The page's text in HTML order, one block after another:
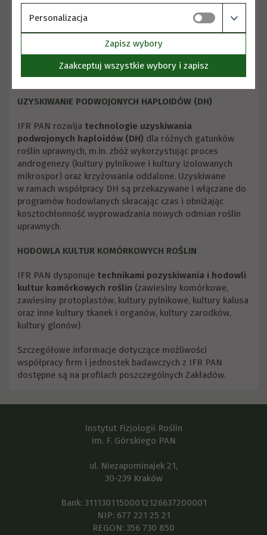
pozyskiwanych w procesie mutagenezy fizycznej
lub chemicznej
charakterystyki przystosowania nowych odmian
do warunków klimatycznych w różnych sezonach
wegetacyjnych i/lub lokalizacjach
charakterystyki żywotności roślin z rozsad
i nasadzeń
UZYSKIWANIE PODWOJONYCH HAPLOIDÓW (DH)
IFR PAN rozwija technologie uzyskiwania
podwojonych haploidów (DH) dla różnych gatunków
roślin uprawnych, m.in. zbóż wykorzystując proces
androgenezy (kultury pylnikowe i kultury izolowanych
mikrospor) oraz krzyżowania oddalone. Uzyskiwane
w ramach współpracy DH są przekazywane i włączane do
programów hodowlanych skracając czas i obniżając
kosztochłonność wyprowadzania nowych odmian roślin
uprawnych.
HODOWLA KULTUR KOMÓRKOWYCH ROŚLIN
IFR PAN dysponuje technikami pozyskiwania i hodowli
kultur komórkowych roślin (zawiesiny komórkowe,
zawiesiny protoplastów, kultury pylnikowe, kultury kalusa
oraz inne kultury tkanek i organów, kultury zarodków,
kultury glonów).
Szczegółowe informacje dotyczące możliwości
współpracy firm i jednostek badawczych z IFR PAN
dostępne są na profilach poszczególnych Zakładów.
Instytut Fizjologii Roślin
im. F. Górskiego PAN
ul. Niezapominajek 21,
30-239 Kraków
Bank: 31113011500012126637200001
NIP: 677 221 25 21
REGON: 356 730 850
Personalizacja
Zapisz wybory
Zaakceptuj wszystkie wybory i zapisz